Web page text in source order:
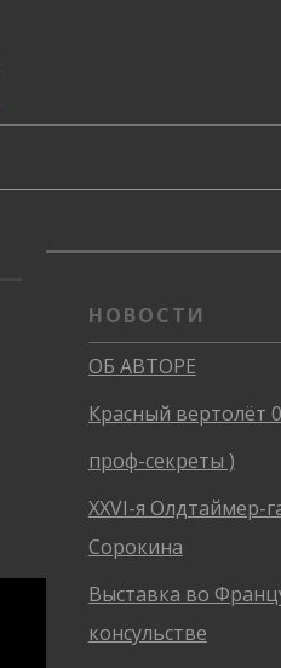
НОВОСТИ
ОБ АВТОРЕ
Красный вертолёт
проф-секреты )
XXVI-я Олдтаймер-
Сорокина
Выставка во
консульстве